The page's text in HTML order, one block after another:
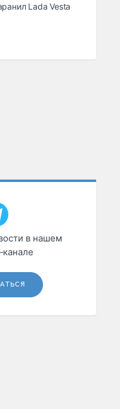
Lada Vesta
в нашем